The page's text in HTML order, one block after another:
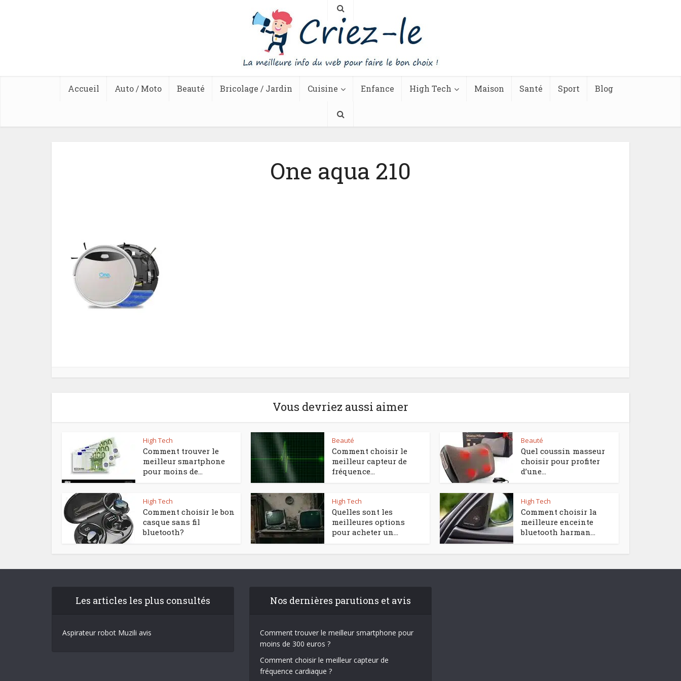
Accueil Auto / Moto Beauté Bricolage / Jardin Cuisine Enfance High Tech Maison Santé Sport Blog
One aqua 210
Vous devriez aussi aimer
High Tech
Comment trouver le
meilleur smartphone
pour moins de...
Beauté
Comment choisir le
meilleur capteur de
fréquence...
Beauté
Quel coussin masseur
choisir pour profiter
d’une...
High Tech
Comment choisir le bon
casque sans fil
bluetooth?
High Tech
Quelles sont les
meilleures options
pour acheter un...
High Tech
Comment choisir la
meilleure enceinte
bluetooth harman...
Les articles les plus consultés
Aspirateur robot Muzili avis
Nos dernières parutions et avis
Comment trouver le meilleur smartphone pour
moins de 300 euros ?
Comment choisir le meilleur capteur de
fréquence cardiaque ?